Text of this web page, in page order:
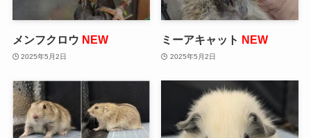
メンフクロウ NEW
2025年5月2日
ミーアキャット NEW
2025年5月2日